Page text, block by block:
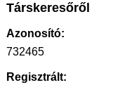
Társkeresőről
Azonosító:
732465
Regisztrált: